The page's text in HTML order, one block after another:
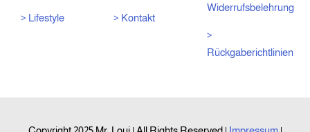
> Lifestyle > Kontakt
Widerrufsbelehrung
>
Rückgaberichtlinien